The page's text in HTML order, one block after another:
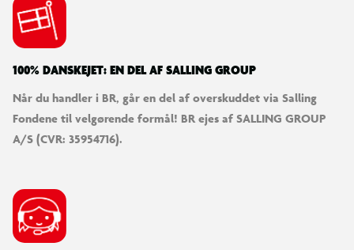
100% DANSKEJET: EN DEL AF SALLING GROUP
Når du handler i BR, går en del af overskuddet via Salling
Fondene til velgørende formål! BR ejes af SALLING GROUP
A/S (CVR: 35954716).